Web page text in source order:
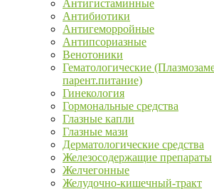
Антигистаминные
Антибиотики
Антигеморройные
Антипсориазные
Венотоники
Гематологические
парент.питание)
Гинекология
Гормональные средства
Глазные капли
Глазные мази
Дерматологические средства
Железосодержащие препараты
Желчегонные
Желудочно-кишечный-тракт